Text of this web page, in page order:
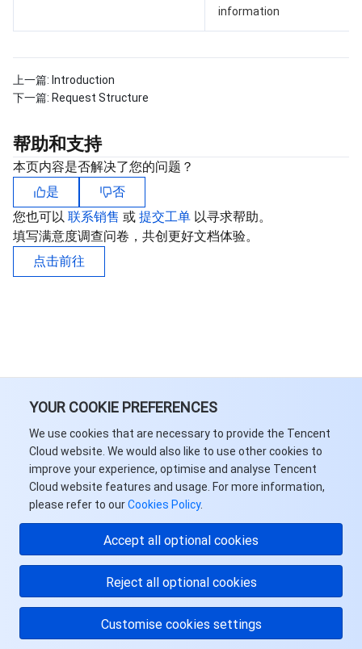
YOUR COOKIE PREFERENCES
We use cookies that are necessary to provide the Tencent
Cloud website. We would also like to use other cookies to
improve your experience, optimise and analyse Tencent
Cloud website features and usage. For more information,
please refer to ourCookies Policy.
Accept all optional cookies
Reject all optional cookies
Customise cookies settings
information
上一篇: Introduction
下一篇: Request Structure
帮助和支持
本页内容是否解决了您的问题？
是
否
您也可以 联系销售 或 提交工单 以寻求帮助。
填写满意度调查问卷，共创更好文档体验。
点击前往